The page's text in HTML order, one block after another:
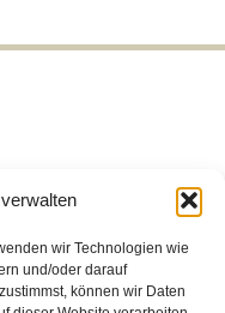
wir Technologien wie
und/oder darauf
können wir Daten